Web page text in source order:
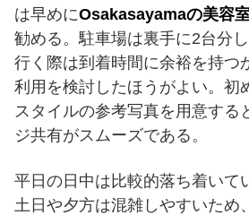
は早めにOsakasayamaの美容
勧める。駐車場は裏手に2台分
行く際は到着時間に余裕を持つ
利用を検討したほうがよい。初
スタイルの参考写真を用意する
ジ共有がスムーズである。
平日の日中は比較的落ち着いて
土日や夕方は混雑しやすいため